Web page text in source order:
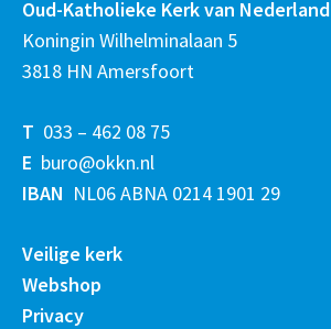
Oud-Katholieke Kerk van Nederland
Koningin Wilhelminalaan 5
3818 HN Amersfoort
T 033 – 462 08 75
E buro@okkn.nl
IBAN NL06 ABNA 0214 1901 29
Veilige kerk
Webshop
Privacy